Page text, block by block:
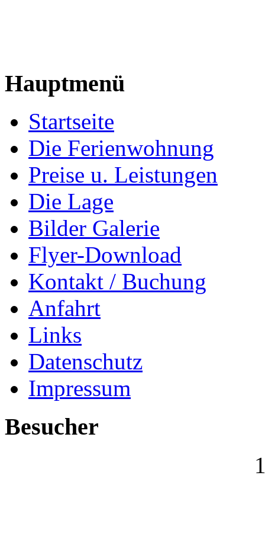
Hauptmenü
Startseite
Die Ferienwohnung
Preise u. Leistungen
Die Lage
Bilder Galerie
Flyer-Download
Kontakt / Buchung
Anfahrt
Links
Datenschutz
Impressum
Besucher